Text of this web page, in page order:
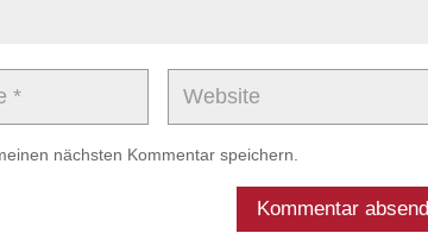
nächsten Kommentar speichern.